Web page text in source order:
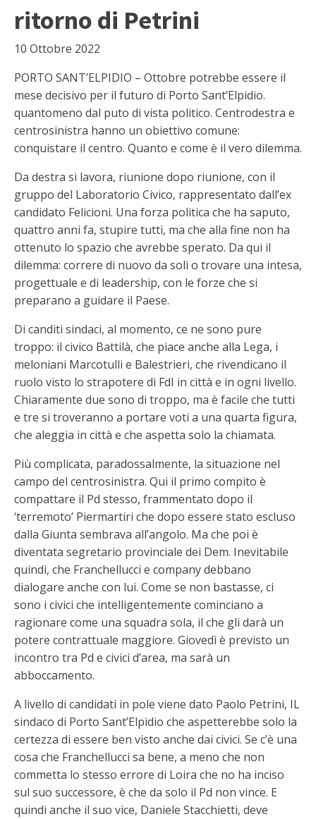
ritorno di Petrini
10 Ottobre 2022
PORTO SANT’ELPIDIO – Ottobre potrebbe essere il
mese decisivo per il futuro di Porto Sant’Elpidio.
quantomeno dal puto di vista politico. Centrodestra e
centrosinistra hanno un obiettivo comune:
conquistare il centro. Quanto e come è il vero dilemma.
Da destra si lavora, riunione dopo riunione, con il
gruppo del Laboratorio Civico, rappresentato dall’ex
candidato Felicioni. Una forza politica che ha saputo,
quattro anni fa, stupire tutti, ma che alla fine non ha
ottenuto lo spazio che avrebbe sperato. Da qui il
dilemma: correre di nuovo da soli o trovare una intesa,
progettuale e di leadership, con le forze che si
preparano a guidare il Paese.
Di canditi sindaci, al momento, ce ne sono pure
troppo: il civico Battilà, che piace anche alla Lega, i
meloniani Marcotulli e Balestrieri, che rivendicano il
ruolo visto lo strapotere di FdI in città e in ogni livello.
Chiaramente due sono di troppo, ma è facile che tutti
e tre si troveranno a portare voti a una quarta figura,
che aleggia in città e che aspetta solo la chiamata.
Più complicata, paradossalmente, la situazione nel
campo del centrosinistra. Qui il primo compito è
compattare il Pd stesso, frammentato dopo il
‘terremoto’ Piermartiri che dopo essere stato escluso
dalla Giunta sembrava all’angolo. Ma che poi è
diventata segretario provinciale dei Dem. Inevitabile
quindi, che Franchellucci e company debbano
dialogare anche con lui. Come se non bastasse, ci
sono i civici che intelligentemente cominciano a
ragionare come una squadra sola, il che gli darà un
potere contrattuale maggiore. Giovedì è previsto un
incontro tra Pd e civici d’area, ma sarà un
abboccamento.
A livello di candidati in pole viene dato Paolo Petrini, IL
sindaco di Porto Sant’Elpidio che aspetterebbe solo la
certezza di essere ben visto anche dai civici. Se c’è una
cosa che Franchellucci sa bene, a meno che non
commetta lo stesso errore di Loira che no ha inciso
sul suo successore, è che da solo il Pd non vince. E
quindi anche il suo vice, Daniele Stacchietti, deve